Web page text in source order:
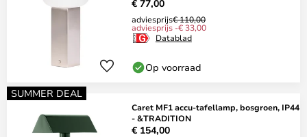
€ 77,00
adviesprijs€ 110,00
adviesprijs -€ 33,00
Datablad
Op voorraad
SUMMER DEAL
Caret MF1 accu-tafellamp, bosgroen, IP44
- &TRADITION
€ 154,00